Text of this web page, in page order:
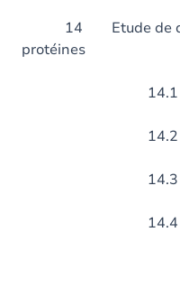
14 Etude de
14.1 La
14.2 Le
14.3
14.4 Les